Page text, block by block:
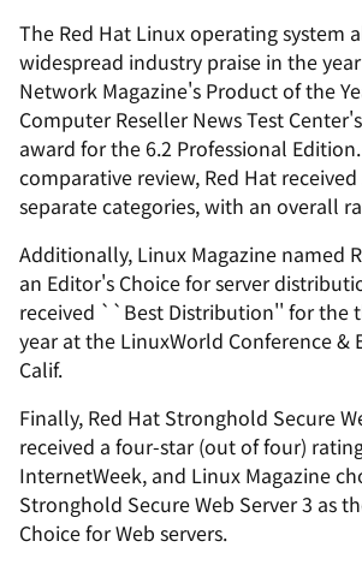
The Red Hat Linux operating system
widespread industry praise in the
Network Magazine's Product of the
Computer Reseller News Test
award for the 6.2 Professional
comparative review, Red Hat
separate categories, with an overall
Additionally, Linux Magazine named
an Editor's Choice for server
received ``Best Distribution'' for the
year at the LinuxWorld Conference &
Calif.
Finally, Red Hat Stronghold Secure
received a four-star (out of four)
InternetWeek, and Linux Magazine
Stronghold Secure Web Server 3 as
Choice for Web servers.